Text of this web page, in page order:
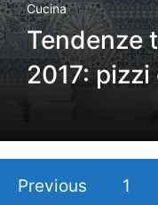
Cucina
Tendenze
2017:
Previous 1